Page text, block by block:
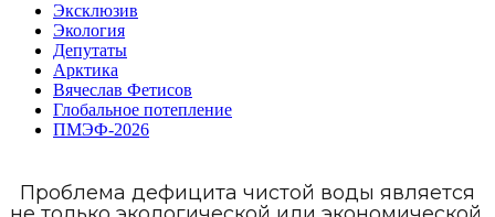
Эксклюзив
Экология
Депутаты
Арктика
Вячеслав Фетисов
Глобальное потепление
ПМЭФ-2026
Проблема дефицита чистой воды является